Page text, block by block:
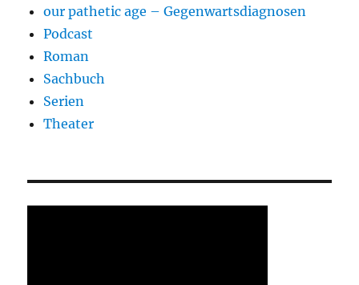
our pathetic age – Gegenwartsdiagnosen
Podcast
Roman
Sachbuch
Serien
Theater